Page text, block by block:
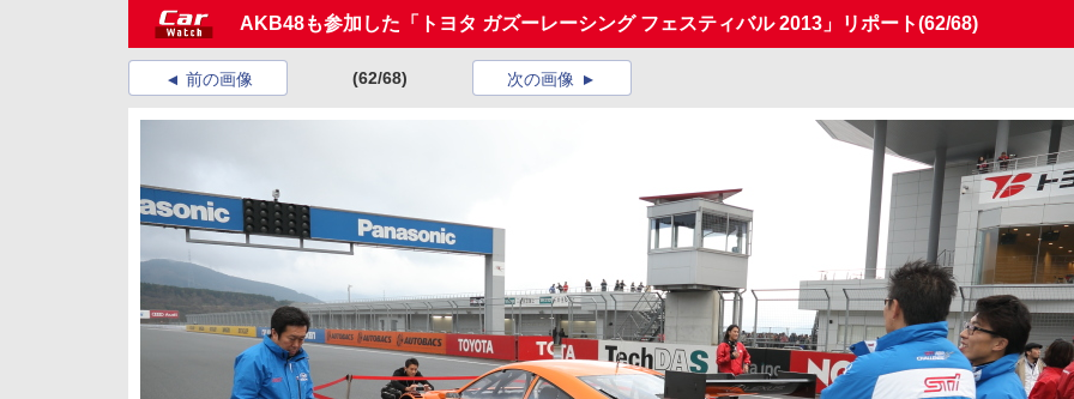
AKB48も参加した「トヨタ ガズーレーシング フェスティバル 2013」リポート(62/68)
前の画像 (62/68) 次の画像